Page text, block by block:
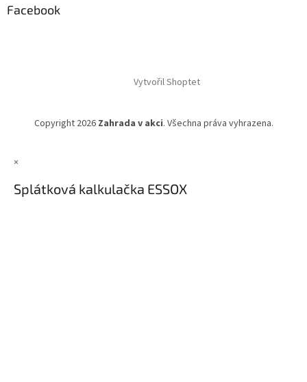
Facebook
Vytvořil Shoptet
Copyright 2026 Zahrada v akci. Všechna práva vyhrazena.
×
Splátková kalkulačka ESSOX